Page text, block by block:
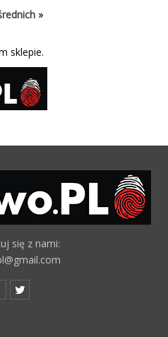
»
sklepie.
się z nami: